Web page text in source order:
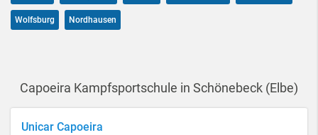
Wolfsburg Nordhausen
Capoeira Kampfsportschule in Schönebeck (Elbe)
Unicar Capoeira